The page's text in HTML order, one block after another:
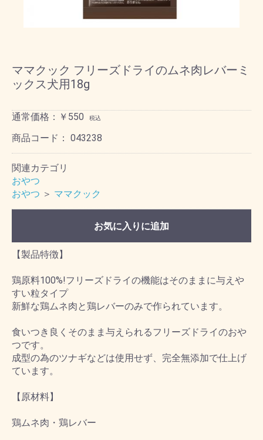
ママクック フリーズドライのムネ肉レバーミ
ックス犬用18g
通常価格：￥550 税込
商品コード： 043238
関連カテゴリ
おやつ
おやつ ＞ ママクック
お気に入りに追加
【製品特徴】
鶏原料100%!フリーズドライの機能はそのままに与えや
すい粒タイプ
新鮮な鶏ムネ肉と鶏レバーのみで作られています。
食いつき良くそのまま与えられるフリーズドライのおや
つです。
成型の為のツナギなどは使用せず、完全無添加で仕上げ
ています。
【原材料】
鶏ムネ肉・鶏レバー